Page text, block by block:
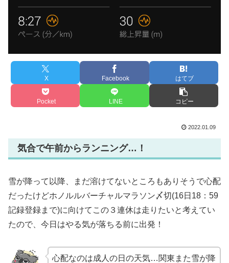
X Facebook はてブ
Pocket LINE コピー
2022.01.09
気合で午前からランニング…！
雪が降って以降、まだ溶けてないところもありそうで心配
だったけどホノルルバーチャルマラソン〆切(16日18：59
記録登録まで)に向けてこの３連休は走りたいと考えてい
たので、今日はやる気が落ちる前に出発！
心配なのは成人の日の天気…関東また雪が降